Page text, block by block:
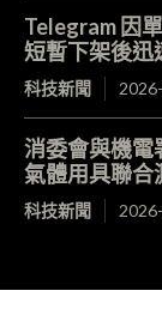
Telegram 因
短暫下架後迅
科技新聞
消委會與機
氣體用具聯合
科技新聞